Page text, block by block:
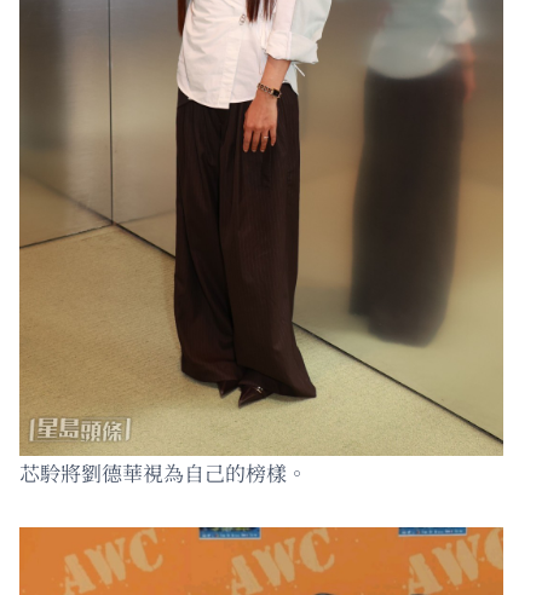
芯駖將劉德華視為自己的榜樣。